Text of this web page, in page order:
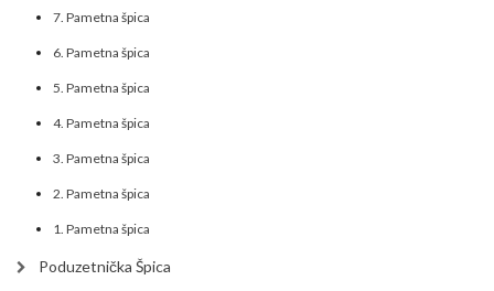
7. Pametna špica
6. Pametna špica
5. Pametna špica
4. Pametna špica
3. Pametna špica
2. Pametna špica
1. Pametna špica
Poduzetnička Špica